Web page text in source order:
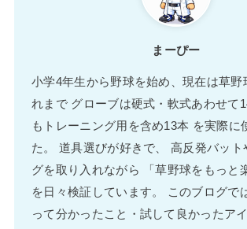
まーぴー
小学4年生から野球を始め、現在は草野
れまで グローブは硬式・軟式あわせて
もトレーニング用を含め13本 を実際に
た。 道具選びが好きで、 高反発バット
グを取り入れながら 「草野球をもっと
を日々検証しています。 このブログで
って分かったこと・試して良かったア